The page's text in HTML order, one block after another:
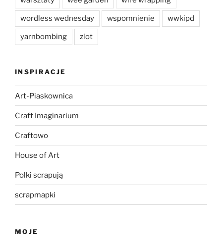
wordless wednesday wspomnienie wwkipd
yarnbombing zlot
INSPIRACJE
Art-Piaskownica
Craft Imaginarium
Craftowo
House of Art
Polki scrapują
scrapmapki
MOJE